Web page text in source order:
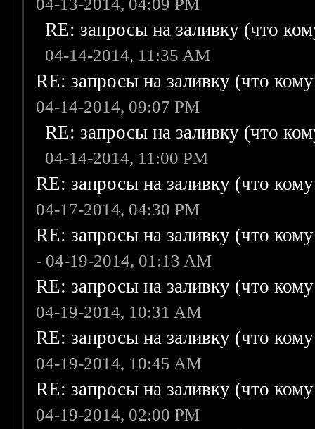
04-13-2014, 04:09 PM
RE: запросы на заливку (что
04-14-2014, 11:35 AM
RE: запросы на заливку (что
04-14-2014, 09:07 PM
RE: запросы на заливку (что
04-14-2014, 11:00 PM
RE: запросы на заливку (что
04-17-2014, 04:30 PM
RE: запросы на заливку (что
- 04-19-2014, 01:13 AM
RE: запросы на заливку (что
04-19-2014, 10:31 AM
RE: запросы на заливку (что
04-19-2014, 10:45 AM
RE: запросы на заливку (что
04-19-2014, 02:00 PM